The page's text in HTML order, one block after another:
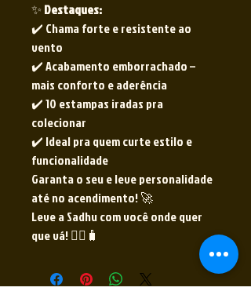
✨ Destaques:
✔️ Chama forte e resistente ao
vento
✔️ Acabamento emborrachado –
mais conforto e aderência
✔️ 10 estampas iradas pra
colecionar
✔️ Ideal pra quem curte estilo e
funcionalidade
Garanta o seu e leve personalidade
até no acendimento! 🚀
Leve a Sadhu com você onde quer
que vá! 🧘‍♂️🧳